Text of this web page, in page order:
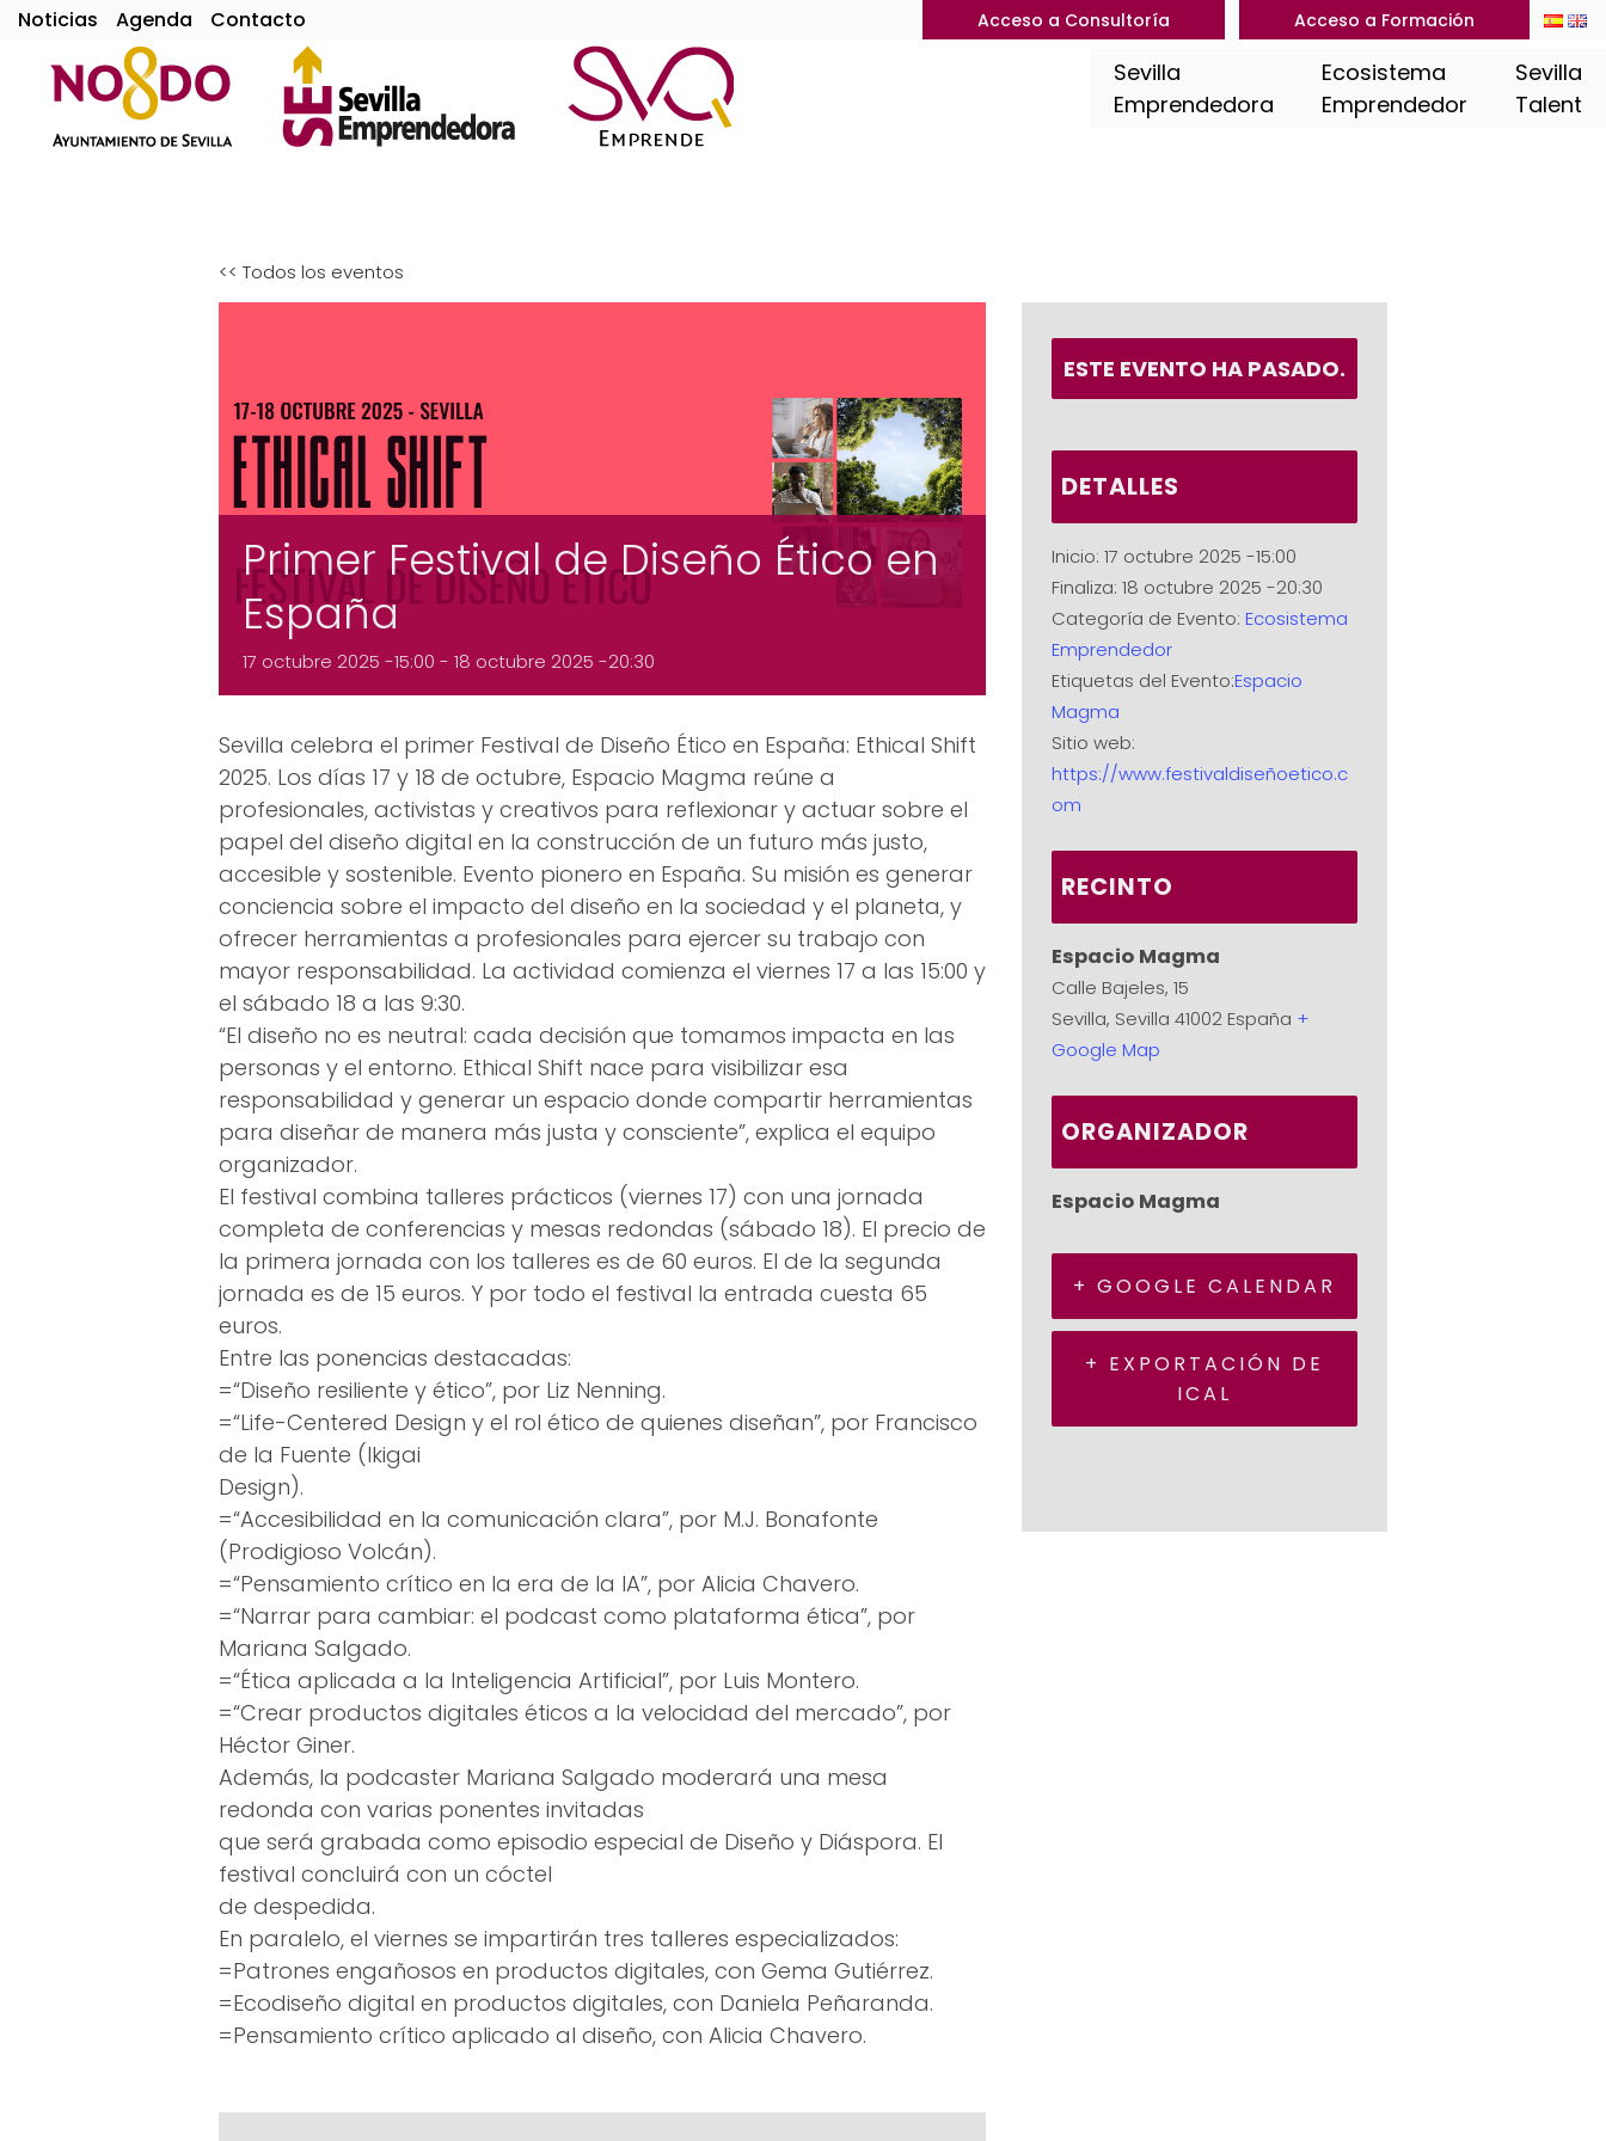
Noticias Agenda Contacto Acceso a Consultoría Acceso a Formación
Sevilla
Emprendedora
Ecosistema
Emprendedor
Sevilla
Talent
<< Todos los eventos
Primer Festival de Diseño Ético en
España
17 octubre 2025 -15:00 - 18 octubre 2025 -20:30
Sevilla celebra el primer Festival de Diseño Ético en España: Ethical Shift
2025. Los días 17 y 18 de octubre, Espacio Magma reúne a
profesionales, activistas y creativos para reflexionar y actuar sobre el
papel del diseño digital en la construcción de un futuro más justo,
accesible y sostenible. Evento pionero en España. Su misión es generar
conciencia sobre el impacto del diseño en la sociedad y el planeta, y
ofrecer herramientas a profesionales para ejercer su trabajo con
mayor responsabilidad. La actividad comienza el viernes 17 a las 15:00 y
el sábado 18 a las 9:30.
“El diseño no es neutral: cada decisión que tomamos impacta en las
personas y el entorno. Ethical Shift nace para visibilizar esa
responsabilidad y generar un espacio donde compartir herramientas
para diseñar de manera más justa y consciente”, explica el equipo
organizador.
El festival combina talleres prácticos (viernes 17) con una jornada
completa de conferencias y mesas redondas (sábado 18). El precio de
la primera jornada con los talleres es de 60 euros. El de la segunda
jornada es de 15 euros. Y por todo el festival la entrada cuesta 65
euros.
Entre las ponencias destacadas:
=“Diseño resiliente y ético”, por Liz Nenning.
=“Life-Centered Design y el rol ético de quienes diseñan”, por Francisco
de la Fuente (Ikigai
Design).
=“Accesibilidad en la comunicación clara”, por M.J. Bonafonte
(Prodigioso Volcán).
=“Pensamiento crítico en la era de la IA”, por Alicia Chavero.
=“Narrar para cambiar: el podcast como plataforma ética”, por
Mariana Salgado.
=“Ética aplicada a la Inteligencia Artificial”, por Luis Montero.
=“Crear productos digitales éticos a la velocidad del mercado”, por
Héctor Giner.
Además, la podcaster Mariana Salgado moderará una mesa
redonda con varias ponentes invitadas
que será grabada como episodio especial de Diseño y Diáspora. El
festival concluirá con un cóctel
de despedida.
En paralelo, el viernes se impartirán tres talleres especializados:
=Patrones engañosos en productos digitales, con Gema Gutiérrez.
=Ecodiseño digital en productos digitales, con Daniela Peñaranda.
=Pensamiento crítico aplicado al diseño, con Alicia Chavero.
ESTE EVENTO HA PASADO.
DETALLES
Inicio: 17 octubre 2025 -15:00
Finaliza: 18 octubre 2025 -20:30
Categoría de Evento: Ecosistema
Emprendedor
Etiquetas del Evento:Espacio
Magma
Sitio web:
https://www.festivaldiseñoetico.c
om
RECINTO
Espacio Magma
Calle Bajeles, 15
Sevilla, Sevilla 41002 España +
Google Map
ORGANIZADOR
Espacio Magma
+ GOOGLE CALENDAR
+ EXPORTACIÓN DE
ICAL